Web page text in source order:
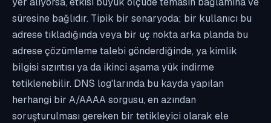
süresine bağlıdır. Tipik bir senaryoda; bir kullanıcı bu
adrese tıkladığında veya bir uç nokta arka planda bu
adrese çözümleme talebi gönderdiğinde, ya kimlik
bilgisi sızıntısı ya da ikinci aşama yük indirme
tetiklenebilir. DNS log'larında bu kayda yapılan
herhangi bir A/AAAA sorgusu, en azından
soruşturulması gereken bir tetikleyici olarak ele